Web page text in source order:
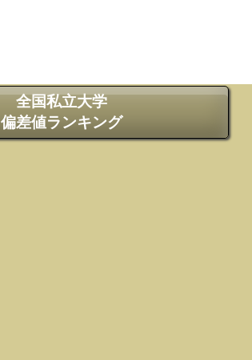
全国私立大学
偏差値ランキング